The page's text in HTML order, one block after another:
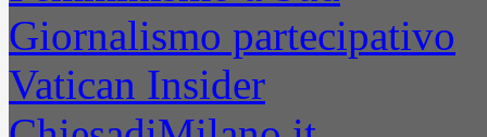
Giornalismo partecipativo
Vatican Insider